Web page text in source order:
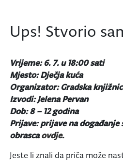
Ups! Stvorio
Vrijeme: 6. 7. u 18:00 sati
Mjesto: Dječja kuća
Organizator: Gradska
Izvodi: Jelena Pervan
Dob: 8 – 12 godina
Prijave: prijave na
obrascaovdje.
Jeste li znali da priča može